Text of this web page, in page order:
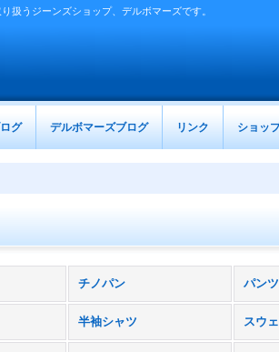
扱うジーンズショップ、デルボマーズです。
グ デルボマーズブログ リンク ショッ
チノパン パンツ
半袖シャツ スウ